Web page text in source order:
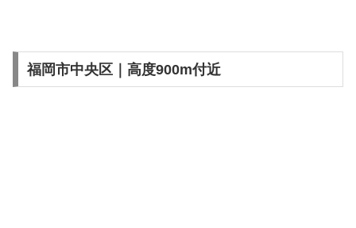
福岡市中央区｜高度900m付近